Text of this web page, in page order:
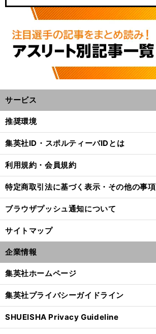
サービス
推奨環境
集英社ID・スポルティーバIDとは
利用規約・会員規約
特定商取引法に基づく表示・その他の事項
ブラウザプッシュ通知について
サイトマップ
企業情報
集英社ホームページ
集英社プライバシーガイドライン
SHUEISHA Privacy Guideline